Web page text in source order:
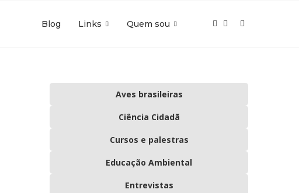
Blog Links Quem sou
Aves brasileiras
Ciência Cidadã
Cursos e palestras
Educação Ambiental
Entrevistas